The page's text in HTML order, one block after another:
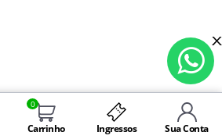
0
Carrinho Ingressos Sua Conta